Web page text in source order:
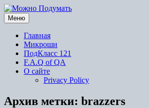
Перейти
к
содержимому
Меню
Главная
Микроши
ПодКласс 121
F.A.Q of QA
О сайте
Privacy Policy
Архив метки: brazzers